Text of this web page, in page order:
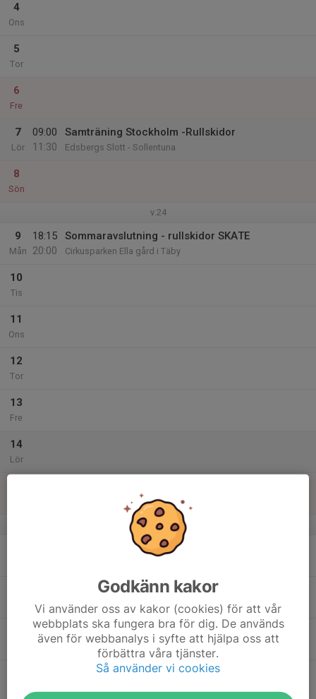
4
Ons
5
Tor
6
Fre
7
Lör
09:00
11:30
Samträning Stockholm -Rullskidor
Edsbergs Slott - Sollentuna
8
Sön
v.24
9
Mån
18:15
20:00
Sommaravslutning - rullskidor SKATE
Cirkusparken Ella gård i Täby
10
Tis
11
Ons
12
Tor
13
Fre
14
Lör
v.25
Godkänn kakor
Vi använder oss av kakor (cookies) för att vår
webbplats ska fungera bra för dig. De används
även för webbanalys i syfte att hjälpa oss att
förbättra våra tjänster.
Så använder vi cookies